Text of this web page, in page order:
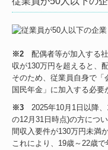
※2 配偶者等が加入する
収が130万円を超えると、
そのため、従業員自身で「
国民年金」に加入する必要
※3 2025年10月1日以降
の12月31日時点)の方につ
間収入要件が130万円未満
これにより、19歳～22歳